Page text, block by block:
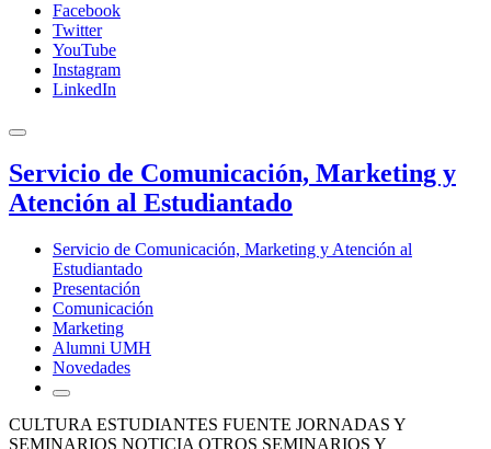
Facebook
Twitter
YouTube
Instagram
LinkedIn
Servicio de Comunicación, Marketing y
Atención al Estudiantado
Servicio de Comunicación, Marketing y Atención al
Estudiantado
Presentación
Comunicación
Marketing
Alumni UMH
Novedades
CULTURA ESTUDIANTES FUENTE JORNADAS Y
SEMINARIOS NOTICIA OTROS SEMINARIOS Y